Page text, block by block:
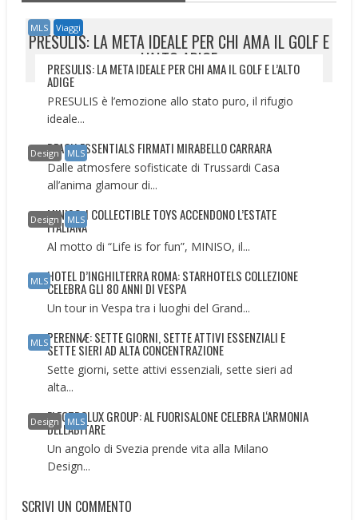
PRESULIS: LA META IDEALE PER CHI AMA IL GOLF E
L’ALTO ADIGE
MLS Viaggi
PRESULIS: LA META IDEALE PER CHI AMA IL GOLF E L’ALTO
ADIGE
PRESULIS è l’emozione allo stato puro, il rifugio
ideale...
Design MLS
BEACH ESSENTIALS FIRMATI MIRABELLO CARRARA
Dalle atmosfere sofisticate di Trussardi Casa
all’anima glamour di...
Design MLS
MINISO: I COLLECTIBLE TOYS ACCENDONO L’ESTATE
ITALIANA
Al motto di “Life is for fun”, MINISO, il...
MLSHOTEL D’INGHILTERRA ROMA: STARHOTELS COLLEZIONE
CELEBRA GLI 80 ANNI DI VESPA
Un tour in Vespa tra i luoghi del Grand...
MLSPERENNÆ: SETTE GIORNI, SETTE ATTIVI ESSENZIALI E
SETTE SIERI AD ALTA CONCENTRAZIONE
Sette giorni, sette attivi essenziali, sette sieri ad
alta...
Design MLS
ELECTROLUX GROUP: AL FUORISALONE CELEBRA L‘ARMONIA
DELL‘ABITARE
Un angolo di Svezia prende vita alla Milano
Design...
SCRIVI UN COMMENTO